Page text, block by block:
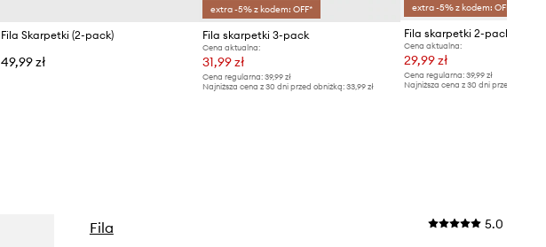
Fila Skarpetki (2-pack)
49,99 zł
extra -5% z kodem: OFF*
Fila skarpetki 3-pack
Cena aktualna:
31,99 zł
Cena regularna:39,99 zł
Najniższa cena z 30 dni przed obniżką:33,99 zł
extra -5% z kodem: OFF*
Fila skarpetki 2-pack
Cena aktualna:
29,99 zł
Cena regularna: 39,99 zł
Najniższa cena z 30 dni przed obniżką:
Fila 5.0